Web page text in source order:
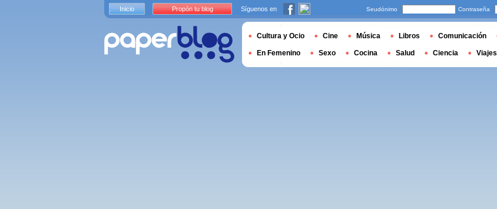
Inicio Propón tu blog Síguenos en Seudónimo Contraseña
Cultura y Ocio Cine Música Libros Comunicación
En Femenino Sexo Cocina Salud Ciencia Viajes